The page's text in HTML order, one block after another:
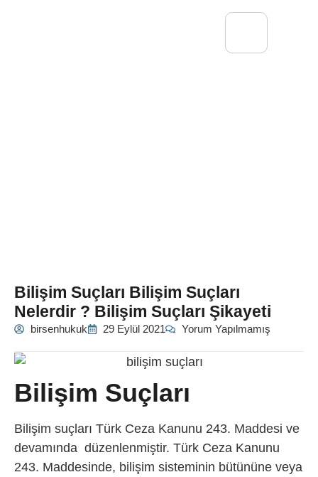
Bilişim Suçları Bilişim Suçları
Nelerdir ? Bilişim Suçları Şikayeti
birsenhukuk 29 Eylül 2021 Yorum Yapılmamış
Bilişim Suçları
Bilişim suçları Türk Ceza Kanunu 243. Maddesi ve
devamında düzenlenmiştir. Türk Ceza Kanunu
243. Maddesinde, bilişim sisteminin bütününe veya